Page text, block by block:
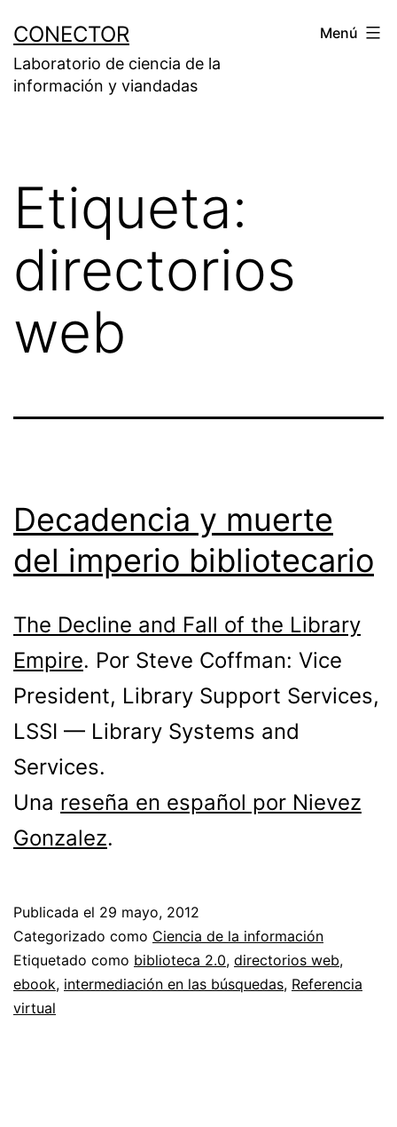
contenido
CONECTOR
Laboratorio de ciencia de la
información y viandadas
Menú
Etiqueta:
directorios
web
Decadencia y muerte
del imperio bibliotecario
The Decline and Fall of the Library
Empire. Por Steve Coffman: Vice
President, Library Support Services,
LSSI — Library Systems and
Services.
Una reseña en español por Nievez
Gonzalez.
Publicada el 29 mayo, 2012
Categorizado como Ciencia de la información
Etiquetado como biblioteca 2.0, directorios web,
ebook, intermediación en las búsquedas, Referencia
virtual